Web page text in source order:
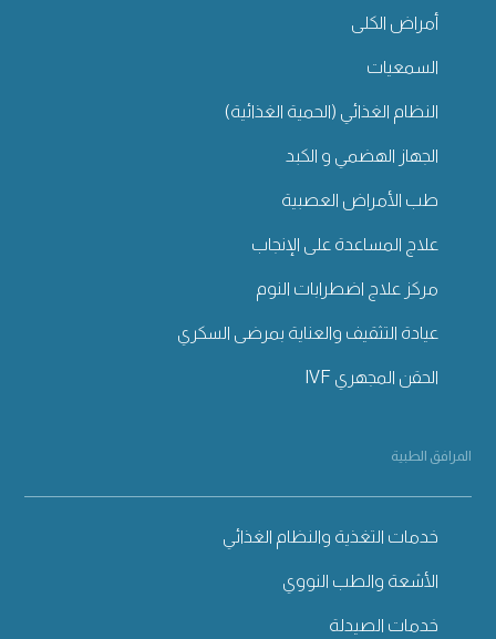
أمراض الكلى
السمعيات
النظام الغذائي (الحمية الغذائية)
الجهاز الهضمي و الكبد
طب الأمراض العصبية
علاج المساعدة على الإنجاب
مركز علاج اضطرابات النوم
عيادة التثقيف والعناية بمرضى السكري
الحقن المجهري IVF
المرافق الطبية
خدمات التغذية والنظام الغذائي
الأشعة والطب النووي
خدمات الصيدلة